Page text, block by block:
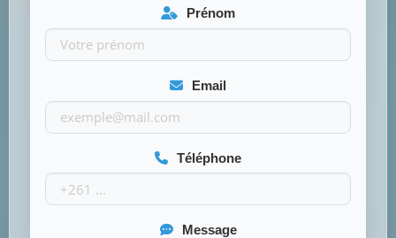
Prénom
Email
Téléphone
Message